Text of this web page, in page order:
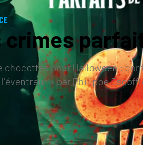
crimes
chocottes pour Halloween :
» par Philippe